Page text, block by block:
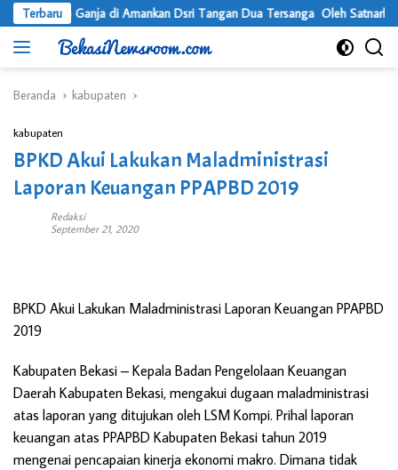
Langsung
ke
konten
Terbaru
2 Kilo Ganja di Amankan Dsri Tangan Dua Tersanga Oleh Satnarkoba
Beranda kabupaten
kabupaten
BPKD Akui Lakukan Maladministrasi
Laporan Keuangan PPAPBD 2019
Redaksi
September 21, 2020
BPKD Akui Lakukan Maladministrasi Laporan Keuangan PPAPBD
2019
Kabupaten Bekasi – Kepala Badan Pengelolaan Keuangan
Daerah Kabupaten Bekasi, mengakui dugaan maladministrasi
atas laporan yang ditujukan oleh LSM Kompi. Prihal laporan
keuangan atas PPAPBD Kabupaten Bekasi tahun 2019
mengenai pencapaian kinerja ekonomi makro. Dimana tidak